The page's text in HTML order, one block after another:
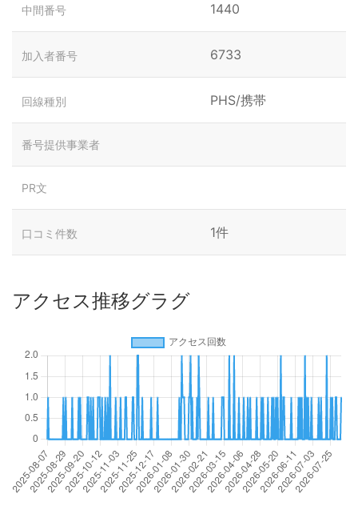
中間番号 1440
加入者番号 6733
回線種別 PHS/携帯
番号提供事業者
PR文
口コミ件数 1件
アクセス推移グラグ